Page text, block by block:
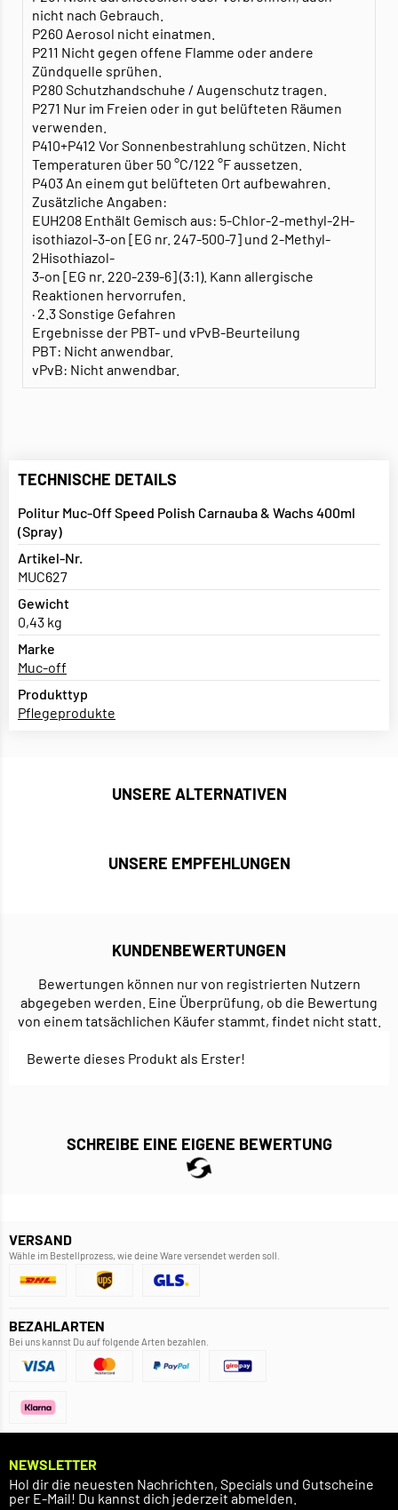
nicht nach Gebrauch.
P260 Aerosol nicht einatmen.
P211 Nicht gegen offene Flamme oder andere
Zündquelle sprühen.
P280 Schutzhandschuhe / Augenschutz tragen.
P271 Nur im Freien oder in gut belüfteten Räumen
verwenden.
P410+P412 Vor Sonnenbestrahlung schützen. Nicht
Temperaturen über 50 °C/122 °F aussetzen.
P403 An einem gut belüfteten Ort aufbewahren.
Zusätzliche Angaben:
EUH208 Enthält Gemisch aus: 5-Chlor-2-methyl-2H-
isothiazol-3-on [EG nr. 247-500-7] und 2-Methyl-
2Hisothiazol-
3-on [EG nr. 220-239-6] (3:1). Kann allergische
Reaktionen hervorrufen.
· 2.3 Sonstige Gefahren
Ergebnisse der PBT- und vPvB-Beurteilung
PBT: Nicht anwendbar.
vPvB: Nicht anwendbar.
TECHNISCHE DETAILS
Politur Muc-Off Speed Polish Carnauba & Wachs 400ml
(Spray)
Artikel-Nr.
MUC627
Gewicht
0,43 kg
Marke
Muc-off
Produkttyp
Pflegeprodukte
UNSERE ALTERNATIVEN
UNSERE EMPFEHLUNGEN
KUNDENBEWERTUNGEN
Bewertungen können nur von registrierten Nutzern
abgegeben werden. Eine Überprüfung, ob die Bewertung
von einem tatsächlichen Käufer stammt, findet nicht statt.
Bewerte dieses Produkt als Erster!
SCHREIBE EINE EIGENE BEWERTUNG
VERSAND
Wähle im Bestellprozess, wie deine Ware versendet werden soll.
BEZAHLARTEN
Bei uns kannst Du auf folgende Arten bezahlen.
NEWSLETTER
Hol dir die neuesten Nachrichten, Specials und Gutscheine
per E-Mail! Du kannst dich jederzeit abmelden.